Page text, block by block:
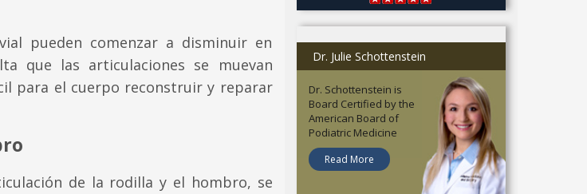
pueden comenzar a disminuir en
que las articulaciones se muevan
para el cuerpo reconstruir y reparar
de la rodilla y el hombro, se
Dr. Julie Schottenstein
Dr. Schottenstein is
Board Certified by the
American Board of
Podiatric Medicine
Read More